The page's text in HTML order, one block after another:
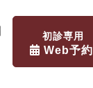
初診専用
Web予約